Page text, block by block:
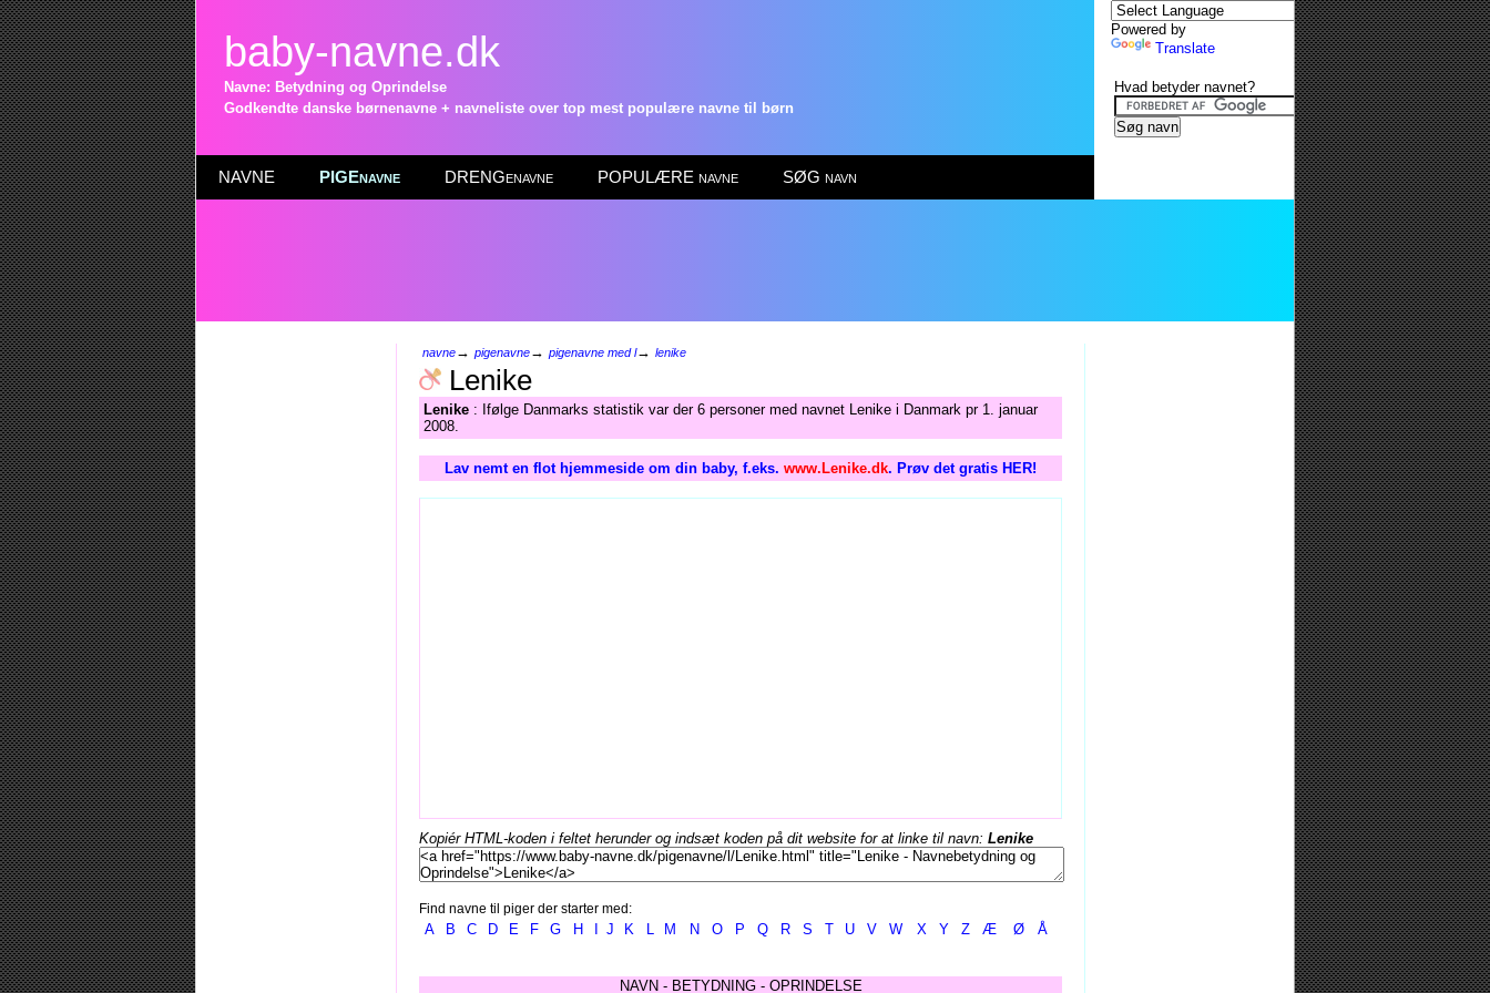
baby-navne.dk
Navne: Betydning og Oprindelse
Godkendte danske børnenavne + navneliste over top mest populære navne til børn
NAVNE PIGEnavne DRENGenavne POPULÆRE navne SØG navn
navne→ pigenavne→ pigenavne med l→ lenike
Lenike
Lenike : Ifølge Danmarks statistik var der 6 personer med navnet Lenike i Danmark pr 1. januar
2008.
Lav nemt en flot hjemmeside om din baby, f.eks. www.Lenike.dk. Prøv det gratis HER!
Kopiér HTML-koden i feltet herunder og indsæt koden på dit website for at linke til navn: Lenike
Find navne til piger der starter med:
A B C D E F G H J K L M N O P Q R S T U V W X Y Z Æ Ø Å
NAVN - BETYDNING - OPRINDELSE
Powered by
Translate
Hvad betyder navnet?